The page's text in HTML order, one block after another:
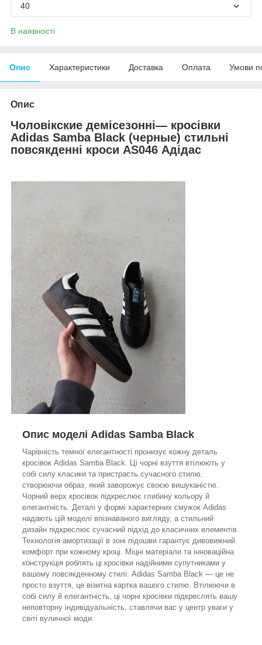
40
В наявності
Опис Характеристики Доставка Оплата Умови
Опис
Чоловікские демісезонні— кросівки
Adidas Samba Black (черные) стильні
повсякденні кроси AS046 Адідас
Опис моделі Adidas Samba Black
Чарівність темної елегантності пронизує кожну деталь
кросівок Adidas Samba Black. Ці чорні взуття втілюють у
собі силу класики та пристрасть сучасного стилю,
створюючи образ, який заворожує своєю вишуканістю.
Чорний верх кросівок підкреслює глибину кольору й
елегантність. Деталі у формі характерних смужок Adidas
надають цій моделі впізнаваного вигляду, а стильний
дизайн підкреслює сучасний підхід до класичних елементів.
Технологія амортизації в зоні підошви гарантує дивовижний
комфорт при кожному кроці. Міцні матеріали та інноваційна
конструкція роблять ці кросівки надійними супутниками у
вашому повсякденному стилі. Adidas Samba Black — це не
просто взуття, це візитна картка вашого стилю. Втілюючи в
собі силу й елегантність, ці чорні кросівки підкреслять вашу
неповторну індивідуальність, ставлячи вас у центр уваги у
світі вуличної моди.